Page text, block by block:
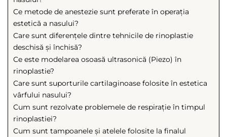
Ce metode de anestezie sunt preferate în operația
estetică a nasului?
Care sunt diferențele dintre tehnicile de rinoplastie
deschisă și închisă?
Ce este modelarea osoasă ultrasonică (Piezo) în
rinoplastie?
Care sunt suporturile cartilaginoase folosite în estetica
vârfului nasului?
Cum sunt rezolvate problemele de respirație în timpul
rinoplastiei?
Cum sunt tampoanele și atelele folosite la finalul